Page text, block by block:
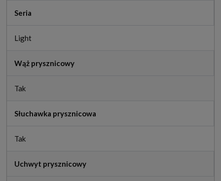
Seria
Light
Wąż prysznicowy
Tak
Słuchawka prysznicowa
Tak
Uchwyt prysznicowy